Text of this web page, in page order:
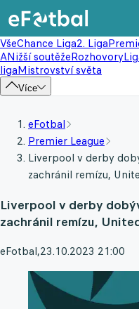
VšeChance Liga2. Liga
ANižší soutěžeRozhovory
ligaMistrovství světa
Více
eFotbal
Premier League
Liverpool v derby
zachránil remízu,
Liverpool v derby
zachránil remízu,
eFotbal,23.10.2023 21:00